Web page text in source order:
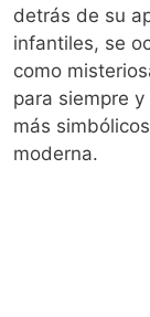
detrás de su
infantiles, se
como
para siempre
más
moderna.